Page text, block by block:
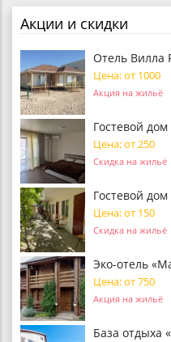
Акции и скидки
Отель Вилла
Цена: от 1000
Акция на жильё
Гостевой
Цена: от 250
Скидка на жильё
Гостевой
Цена: от 150
Скидка на жильё
Эко-отель
Цена: от 750
Акция на жильё
База отдыха